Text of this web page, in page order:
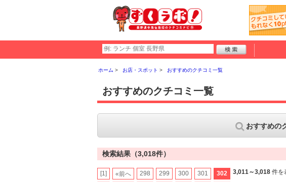
ホーム お店・スポット おすすめのクチコミ一覧
おすすめのクチコミ一覧
おすすめの
検索結果（3,018件）
[1] «前へ 298 299 300 301 302 3,011～3,018 件を